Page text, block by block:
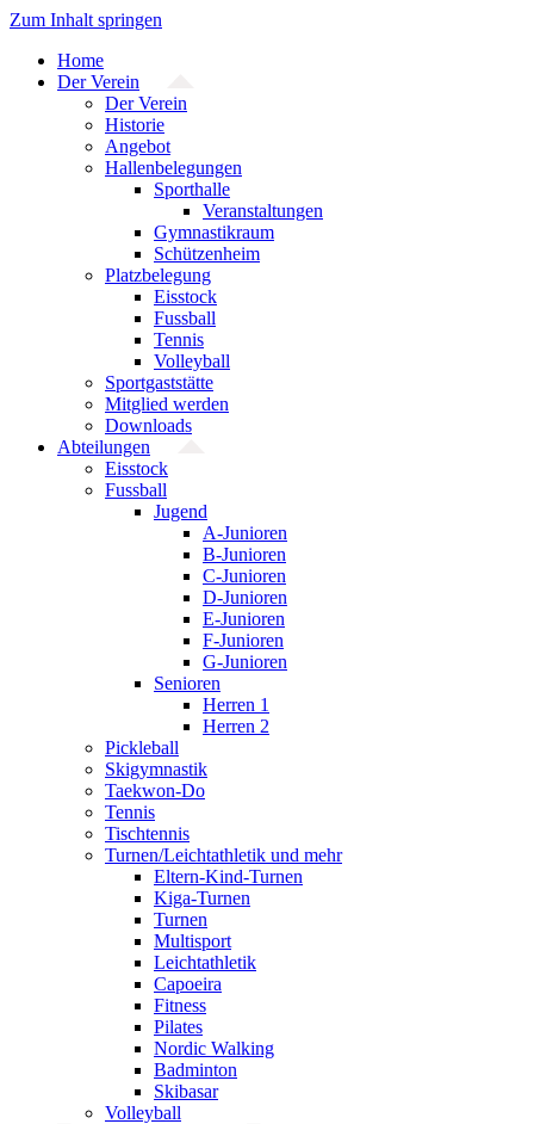
Zum Inhalt springen
Home
Der Verein
Der Verein
Historie
Angebot
Hallenbelegungen
Sporthalle
Veranstaltungen
Gymnastikraum
Schützenheim
Platzbelegung
Eisstock
Fussball
Tennis
Volleyball
Sportgaststätte
Mitglied werden
Downloads
Abteilungen
Eisstock
Fussball
Jugend
A-Junioren
B-Junioren
C-Junioren
D-Junioren
E-Junioren
F-Junioren
G-Junioren
Senioren
Herren 1
Herren 2
Pickleball
Skigymnastik
Taekwon-Do
Tennis
Tischtennis
Turnen/Leichtathletik und mehr
Eltern-Kind-Turnen
Kiga-Turnen
Turnen
Multisport
Leichtathletik
Capoeira
Fitness
Pilates
Nordic Walking
Badminton
Skibasar
Volleyball